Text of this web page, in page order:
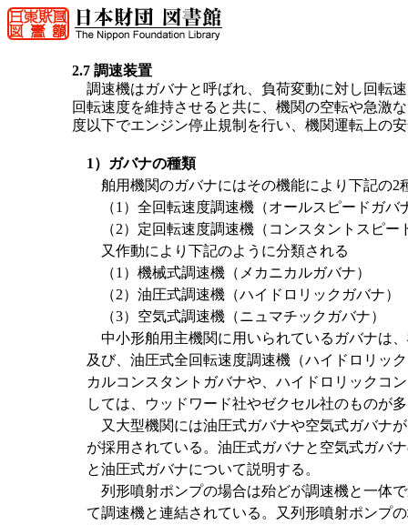
2.7 調速装置
調速機はガバナと呼ばれ、負荷変動に対し回転
回転速度を維持させると共に、機関の空転や急激
度以下でエンジン停止規制を行い、機関運転上の
1）ガバナの種類
舶用機関のガバナにはその機能により下記の2
（1）全回転速度調速機（オールスピードガバ
（2）定回転速度調速機（コンスタントスピー
又作動により下記のように分類される
（1）機械式調速機（メカニカルガバナ）
（2）油圧式調速機（ハイドロリックガバナ）
（3）空気式調速機（ニュマチックガバナ）
中小形舶用主機関に用いられているガバナは
及び、油圧式全回転速度調速機（ハイドロリッ
カルコンスタントガバナや、ハイドロリックコ
しては、ウッドワード社やゼクセル社のものが
又大型機関には油圧式ガバナや空気式ガバナ
が採用されている。油圧式ガバナと空気式ガバ
と油圧式ガバナについて説明する。
列形噴射ポンプの場合は殆どが調速機と一体
て調速機と連結されている。又列形噴射ポンプ